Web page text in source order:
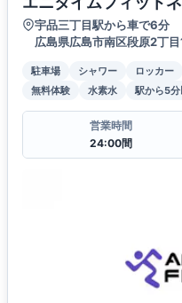
宇品三丁目駅から車で6分
広島県広島市南区段原2丁
駐車場 シャワー ロッカー
無料体験
水素水 駅から5
営業時間
24:00間